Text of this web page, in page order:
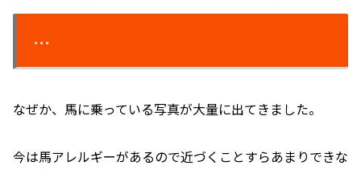
…
なぜか、馬に乗っている写真が大量に出てきました。
今は馬アレルギーがあるので近づくことすらあまりできな